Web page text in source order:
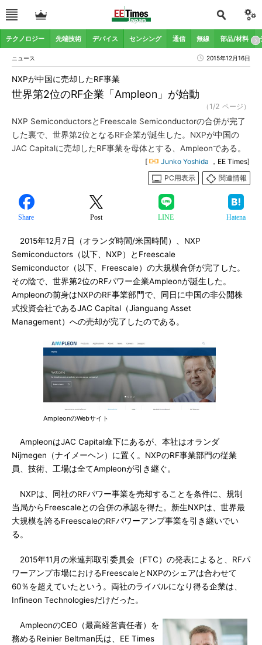
テクノロジー 先端技術 デバイス センシング 通信 無線 部品/材料
ニュース 2015年12月16日
世界第2位のRF企業「Ampleon」が始動
NXPが中国に売却したRF事業
（1/2 ページ）
NXP SemiconductorsとFreescale Semiconductorの合併が完了
した裏で、世界第2位となるRF企業が誕生した。NXPが中国の
JAC Capitalに売却したRF事業を母体とする、Ampleonである。
[ Junko Yoshida ，EE Times]
PC用表示
関連情報
Share Post LINE Hatena
2015年12月7日（オランダ時間/米国時間）、NXP
Semiconductors（以下、NXP）とFreescale
Semiconductor（以下、Freescale）の大規模合併が完了した。
その陰で、世界第2位のRFパワー企業Ampleonが誕生した。
Ampleonの前身はNXPのRF事業部門で、同日に中国の非公開株
式投資会社であるJAC Capital（Jianguang Asset
Management）への売却が完了したのである。
AmpleonのWebサイト
AmpleonはJAC Capital傘下にあるが、本社はオランダ
Nijmegen（ナイメーヘン）に置く。NXPのRF事業部門の従業
員、技術、工場は全てAmpleonが引き継ぐ。
NXPは、同社のRFパワー事業を売却することを条件に、規制
当局からFreescaleとの合併の承認を得た。新生NXPは、世界最
大規模を誇るFreescaleのRFパワーアンプ事業を引き継いでい
る。
2015年11月の米連邦取引委員会（FTC）の発表によると、RFパ
ワーアンプ市場におけるFreescaleとNXPのシェアは合わせて
60％を超えていたという。両社のライバルになり得る企業は、
Infineon Technologiesだけだった。
AmpleonのCEO（最高経営責任者）を
務めるReinier Beltman氏は、EE Times